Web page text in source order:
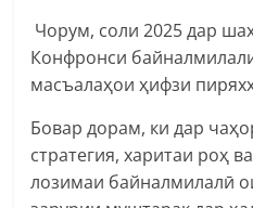
Чорум, соли 2025 дар
Конфронси
масъалаҳои ҳифзи
Бовар дорам, ки дар
стратегия, харитаи роҳ
лозимаи байналмилалӣ